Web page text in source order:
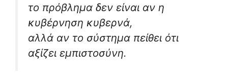
το πρόβλημα δεν είναι αν η
κυβέρνηση κυβερνά,
αλλά αν το σύστημα πείθει ότι
αξίζει εμπιστοσύνη.